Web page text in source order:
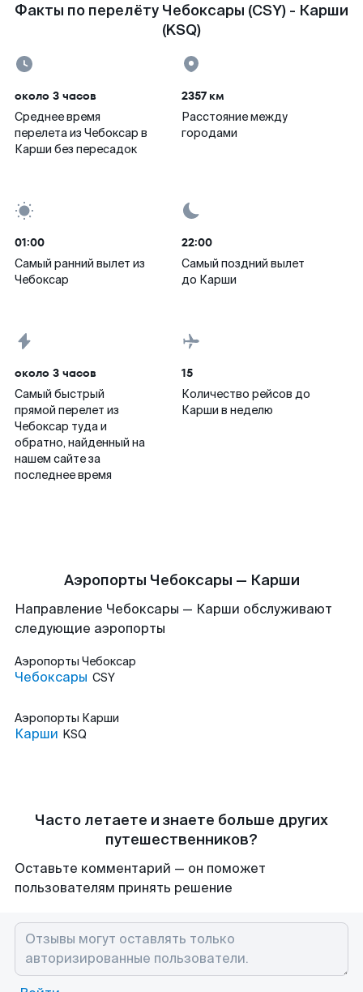
Факты по перелёту Чебоксары (CSY) - Карши
(KSQ)
около 3 часов
Среднее время
перелета из Чебоксар в
Карши без пересадок
2357 км
Расстояние между
городами
01:00
Самый ранний вылет из
Чебоксар
22:00
Самый поздний вылет
до Карши
около 3 часов
Самый быстрый
прямой перелет из
Чебоксар туда и
обратно, найденный на
нашем сайте за
последнее время
15
Количество рейсов до
Карши в неделю
Аэропорты Чебоксары — Карши
Направление Чебоксары — Карши обслуживают
следующие аэропорты
Аэропорты Чебоксар
Чебоксары CSY
Аэропорты Карши
Карши KSQ
Часто летаете и знаете больше других
путешественников?
Оставьте комментарий — он поможет
пользователям принять решение